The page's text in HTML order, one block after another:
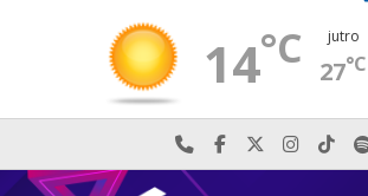
14°C jutro
27°C
Najlepiej po prostu do
Odwiedź nas na
Odwiedź nas